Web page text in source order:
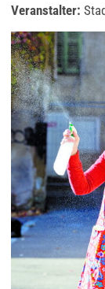
Veranstalter: